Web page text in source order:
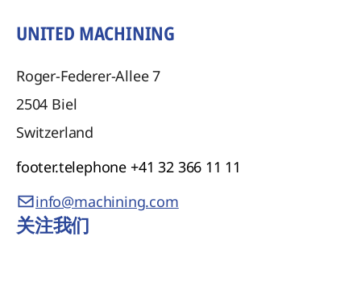
UNITED MACHINING
Roger-Federer-Allee 7
2504 Biel
Switzerland
footer.telephone +41 32 366 11 11
info@machining.com
关注我们